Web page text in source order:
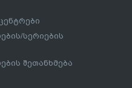
სერიების
შეთანხმება